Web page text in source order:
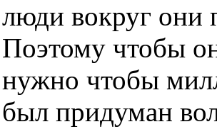
люди вокруг они
Поэтому чтобы
нужно чтобы
был придуман